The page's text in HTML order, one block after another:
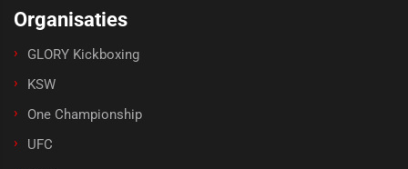
Organisaties
GLORY Kickboxing
KSW
One Championship
UFC